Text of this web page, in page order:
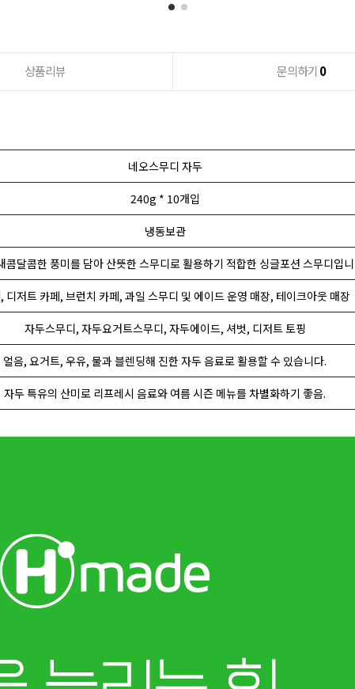
상품리뷰 문의하기 0
네오스무디 자두
240g * 10개입
냉동보관
콤달콤한 풍미를 담아 산뜻한 스무디로 활용하기 적합한 싱글포션 스무디입
디저트 카페, 브런치 카페, 과일 스무디 및 에이드 운영 매장, 테이크아웃 매장
자두스무디, 자두요거트스무디, 자두에이드, 셔벗, 디저트 토핑
얼음, 요거트, 우유, 물과 블렌딩해 진한 자두 음료로 활용할 수 있습니다.
자두 특유의 산미로 리프레시 음료와 여름 시즌 메뉴를 차별화하기 좋음.